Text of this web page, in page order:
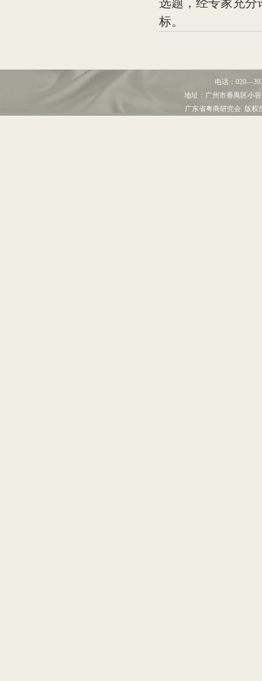
选题，经专家充分
标。
电话：
地址： 广州市番禺区小
广东省粤商研究会 版